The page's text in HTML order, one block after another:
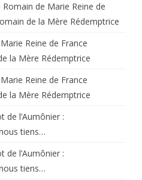
Romain de Marie Reine de
de la Mère Rédemptrice
Reine de France
la Mère Rédemptrice
Reine de France
la Mère Rédemptrice
de l’Aumônier :
tiens…
de l’Aumônier :
tiens…